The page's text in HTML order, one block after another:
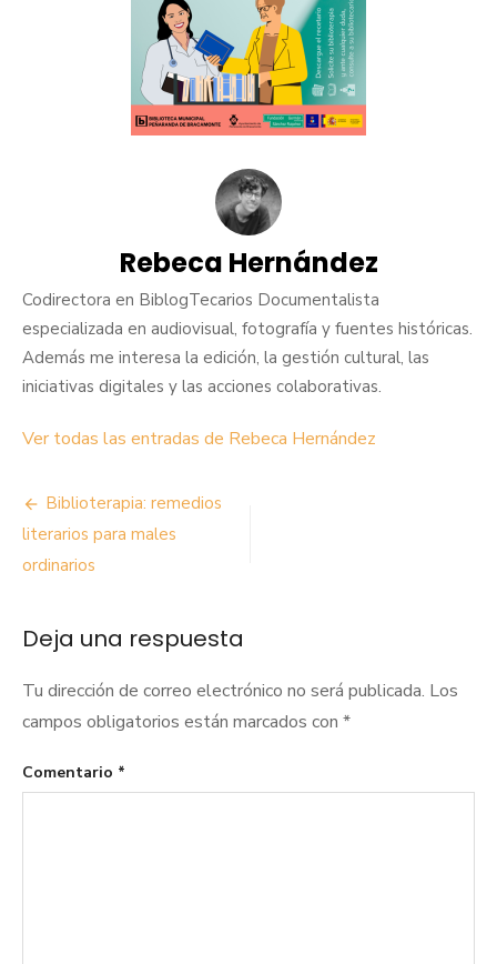
Rebeca Hernández
Codirectora en BiblogTecarios Documentalista
especializada en audiovisual, fotografía y fuentes históricas.
Además me interesa la edición, la gestión cultural, las
iniciativas digitales y las acciones colaborativas.
Ver todas las entradas de Rebeca Hernández
Navegación
de
entradas
Biblioterapia: remedios
literarios para males
ordinarios
Deja una respuesta
Tu dirección de correo electrónico no será publicada. Los
campos obligatorios están marcados con *
Comentario *